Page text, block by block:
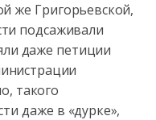
же Григорьевской,
подсаживали
даже петиции
такого
даже в «дурке»,